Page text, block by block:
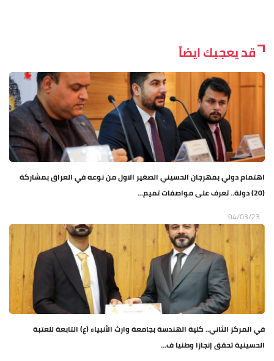
قد يعجبك ايضاً
اهتمام دولي بمهرجان الحسيني الصغير الاول من نوعه في العراق بمشاركة
(20) دولة.. تعرف على مواصفات تميم...
04/03/23
في المركز الثاني.. كلية الهندسة بجامعة وارث الأنبياء (ع) التابعة للعتبة
الحسينية تحقق إنجازا وطنيا ف...